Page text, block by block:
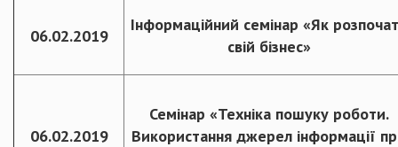
06.02.2019
Інформаційний семінар «Як
свій бізнес»
06.02.2019
Семінар «Техніка пошуку роботи.
Використання джерел інформації